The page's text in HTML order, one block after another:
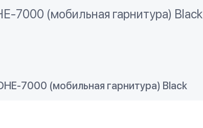
7000 (мобильная гарнитура) Black
7000 (мобильная гарнитура) Black